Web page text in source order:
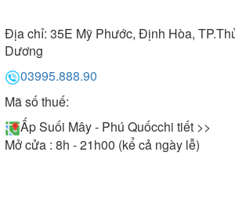
Địa chỉ: 35E Mỹ Phước, Định Hòa,
Dương
03995.888.90
Mã số thuế:
Ấp Suối Mây - Phú Quốcchi tiết >>
Mở cửa : 8h - 21h00 (kể cả ngày lễ)